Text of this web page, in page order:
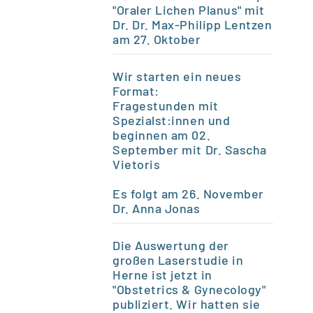
"Oraler Lichen Planus" mit
Dr. Dr. Max-Philipp Lentzen
am 27. Oktober
Wir starten ein neues
Format:
Fragestunden mit
Spezialst:innen und
beginnen am 02.
September mit Dr. Sascha
Vietoris
Es folgt am 26. November
Dr. Anna Jonas
Die Auswertung der
großen Laserstudie in
Herne ist jetzt in
"Obstetrics & Gynecology"
publiziert. Wir hatten sie